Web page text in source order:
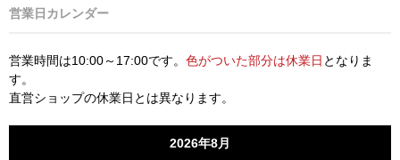
営業日カレンダー
営業時間は10:00～17:00です。 色がついた部分は休業日 となりま
す。
直営ショップの休業日とは異なります。
2026年8月